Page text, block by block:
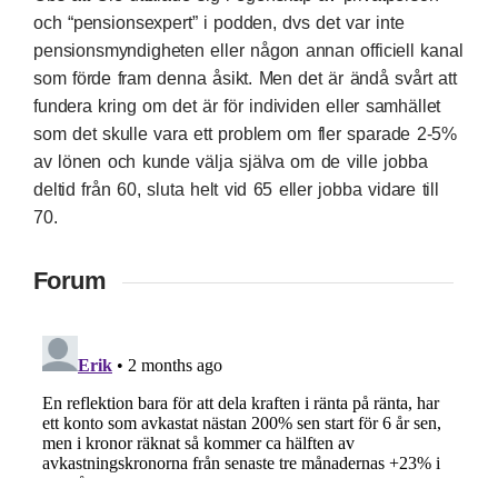
och “pensionsexpert” i podden, dvs det var inte
pensionsmyndigheten eller någon annan officiell kanal
som förde fram denna åsikt. Men det är ändå svårt att
fundera kring om det är för individen eller samhället
som det skulle vara ett problem om fler sparade 2-5%
av lönen och kunde välja själva om de ville jobba
deltid från 60, sluta helt vid 65 eller jobba vidare till
70.
Forum